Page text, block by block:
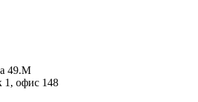
49.M
1, офис 148